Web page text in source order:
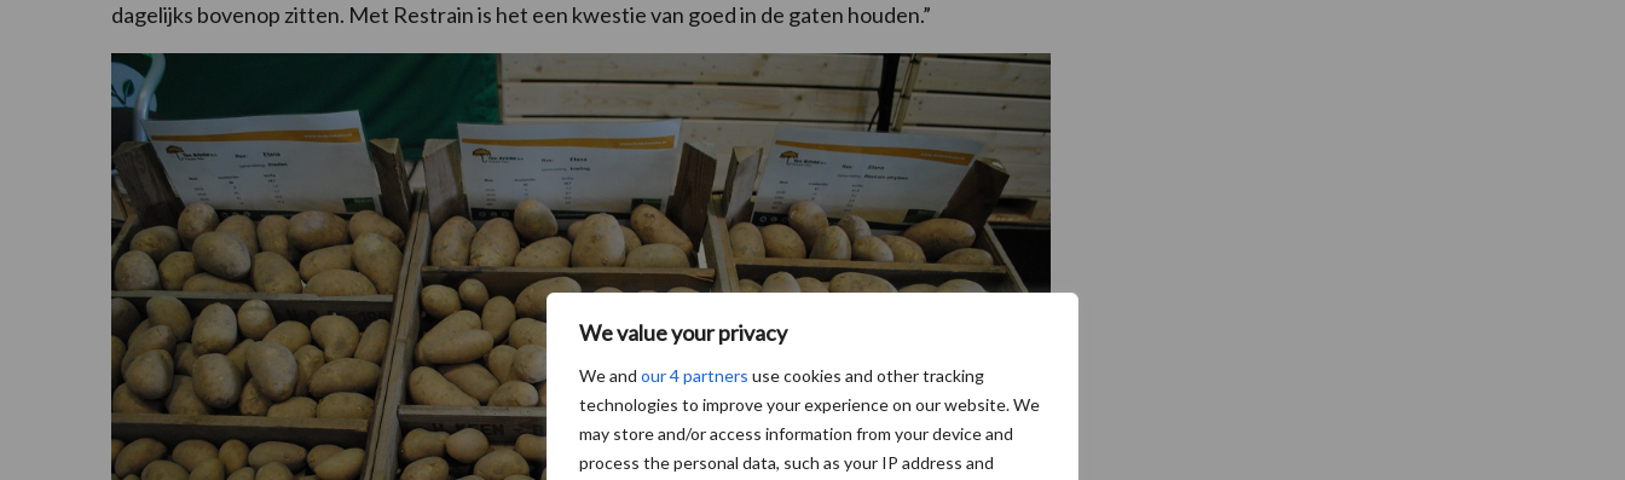
We value your privacy
We and our 4 partners use cookies and other tracking
technologies to improve your experience on our website. We
may store and/or access information from your device and
process the personal data, such as your IP address and
dagelijks bovenop zitten. Met Restrain is het een kwestie van goed in de gaten houden.”